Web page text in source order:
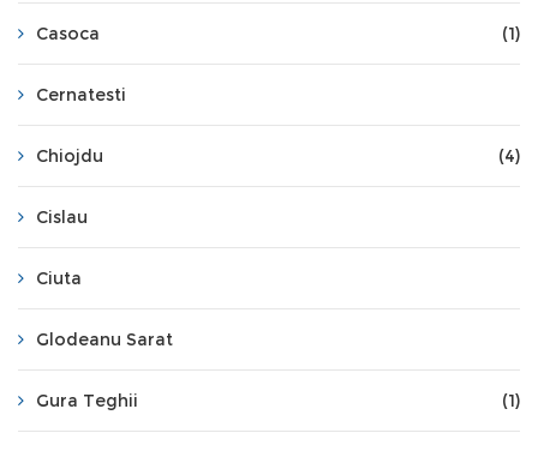
Casoca (1)
Cernatesti
Chiojdu (4)
Cislau
Ciuta
Glodeanu Sarat
Gura Teghii (1)